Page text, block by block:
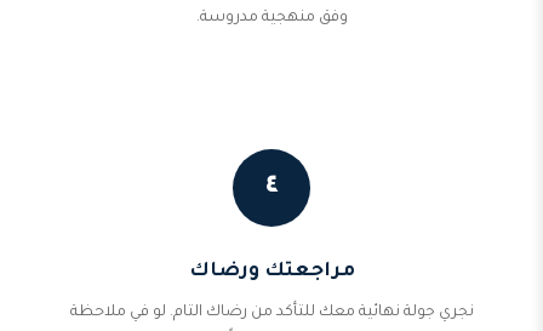
وفق منهجية مدروسة.
٤
مراجعتك ورضاك
نجري جولة نهائية معك للتأكد من رضاك التام. لو في ملاحظة